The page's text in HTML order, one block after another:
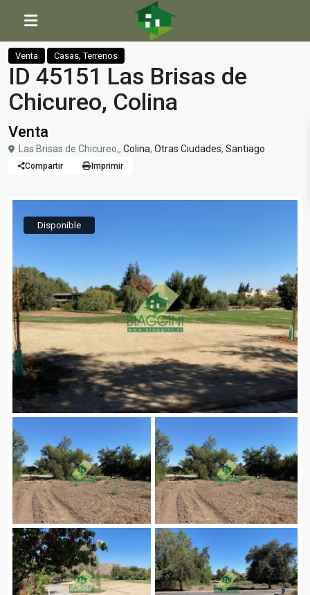
Inicio ID 45151 Las Brisas de Chicureo, Colina
Venta Casas,Terrenos
ID 45151 Las Brisas de
Chicureo, Colina
Venta
Las Brisas de Chicureo,, Colina, Otras Ciudades, Santiago
Compartir Imprimir
Disponible